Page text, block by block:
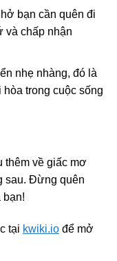
bạn cần quên đi
và chấp nhận
nhẹ nhàng, đó là
trong cuộc sống
thêm về giấc mơ
sau. Đừng quên
bạn!
tại kwiki.io để mở